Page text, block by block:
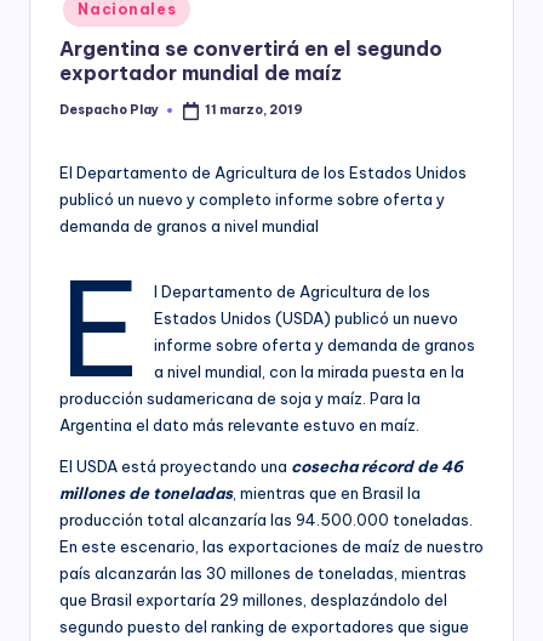
y
in
Nacionales
Argentina se convertirá en el segundo
exportador mundial de maíz
Posted
Despacho Play 11 marzo, 2019
El Departamento de Agricultura de los Estados Unidos
publicó un nuevo y completo informe sobre oferta y
demanda de granos a nivel mundial
E
l Departamento de Agricultura de los
Estados Unidos (USDA) publicó un nuevo
informe sobre oferta y demanda de granos
a nivel mundial, con la mirada puesta en la
producción sudamericana de soja y maíz. Para la
Argentina el dato más relevante estuvo en maíz.
El USDA está proyectando una cosecha récord de 46
millones de toneladas, mientras que en Brasil la
producción total alcanzaría las 94.500.000 toneladas.
En este escenario, las exportaciones de maíz de nuestro
país alcanzarán las 30 millones de toneladas, mientras
que Brasil exportaría 29 millones, desplazándolo del
segundo puesto del ranking de exportadores que sigue